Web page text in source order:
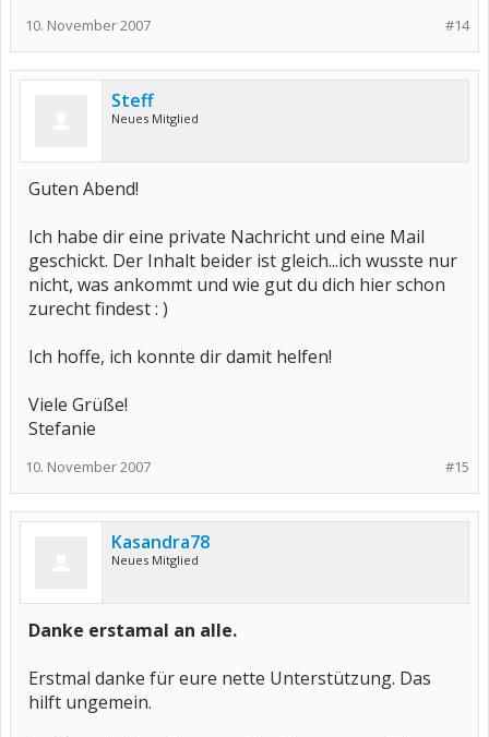
#14
10. November 2007
Steff
Neues Mitglied
Guten Abend!
Ich habe dir eine private Nachricht und eine Mail
geschickt. Der Inhalt beider ist gleich...ich wusste nur
nicht, was ankommt und wie gut du dich hier schon
zurecht findest : )
Ich hoffe, ich konnte dir damit helfen!
Viele Grüße!
Stefanie
#15
10. November 2007
Kasandra78
Neues Mitglied
Danke erstamal an alle.
Erstmal danke für eure nette Unterstützung. Das
hilft ungemein.